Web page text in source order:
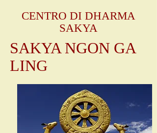
CENTRO DI DHARMA
SAKYA
SAKYA NGON GA
LING